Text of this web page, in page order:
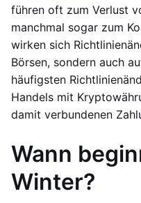
führen oft zum Verlust
manchmal sogar zum
wirken sich
Börsen, sondern auch
häufigsten
Handels mit
damit verbundenen
Wann
Winter?